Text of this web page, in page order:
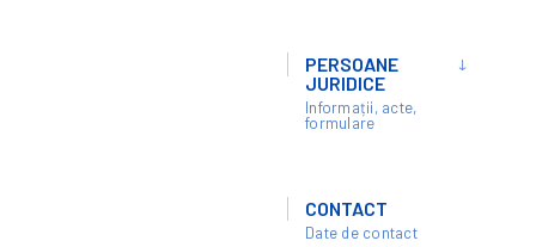
PERSOANE
JURIDICE
Informații, acte,
formulare
CONTACT
Date de contact
SITUATIE FACTURI 23.09-27.09.2024
Situatie facturi 23.09-27.09.2024